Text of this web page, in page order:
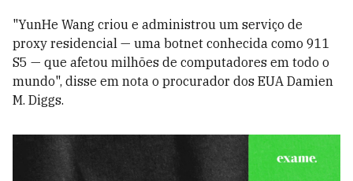
"YunHe Wang criou e administrou um serviço de
proxy residencial — uma botnet conhecida como 911
S5 — que afetou milhões de computadores em todo o
mundo", disse em nota o procurador dos EUA Damien
M. Diggs.